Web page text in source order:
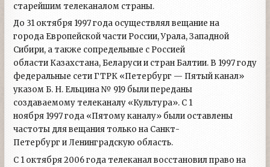
старейшим телеканалом страны.
До 31 октября 1997 года осуществлял вещание на
города Европейской части России, Урала, Западной
Сибири, а также сопредельные с Россией
области Казахстана, Беларуси и стран Балтии. В 1997 году
федеральные сети ГТРК «Петербург — Пятый канал»
указом Б. Н. Ельцина № 919 были переданы
создаваемому телеканалу «Культура». С 1
ноября 1997 года «Пятому каналу» были оставлены
частоты для вещания только на Санкт-
Петербург и Ленинградскую область.
С 1 октября 2006 года телеканал восстановил право на